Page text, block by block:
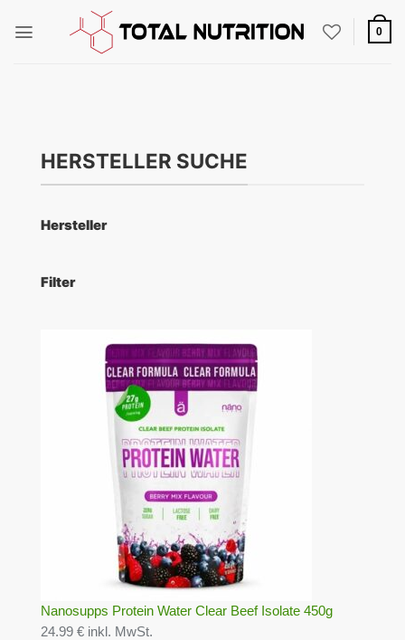
Inhalt
0
HERSTELLER SUCHE
Hersteller
Filter
Nanosupps Protein Water Clear Beef Isolate 450g
24.99 € inkl. MwSt.